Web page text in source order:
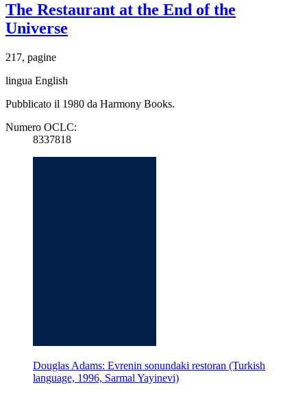
The Restaurant at the End of the
Universe
217, pagine
lingua English
Pubblicato il 1980 da Harmony Books.
Numero OCLC:
8337818
Douglas Adams: Evrenin sonundaki restoran (Turkish
language, 1996, Sarmal Yayinevi)